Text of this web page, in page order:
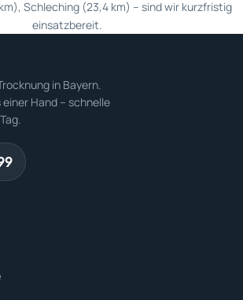
Schleching (23,4 km) – sind wir kurzfristig
einsatzbereit.
in Bayern.
Hand – schnelle